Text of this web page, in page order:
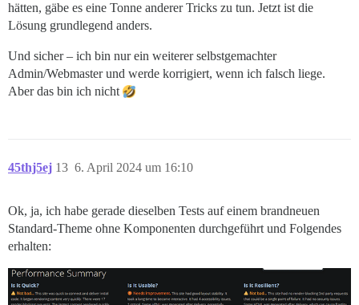
hätten, gäbe es eine Tonne anderer Tricks zu tun. Jetzt ist die
Lösung grundlegend anders.
Und sicher – ich bin nur ein weiterer selbstgemachter
Admin/Webmaster und werde korrigiert, wenn ich falsch liege.
Aber das bin ich nicht
45thj5ej 6. April 2024 um 16:10
13
Ok, ja, ich habe gerade dieselben Tests auf einem brandneuen
Standard-Theme ohne Komponenten durchgeführt und Folgendes
erhalten: